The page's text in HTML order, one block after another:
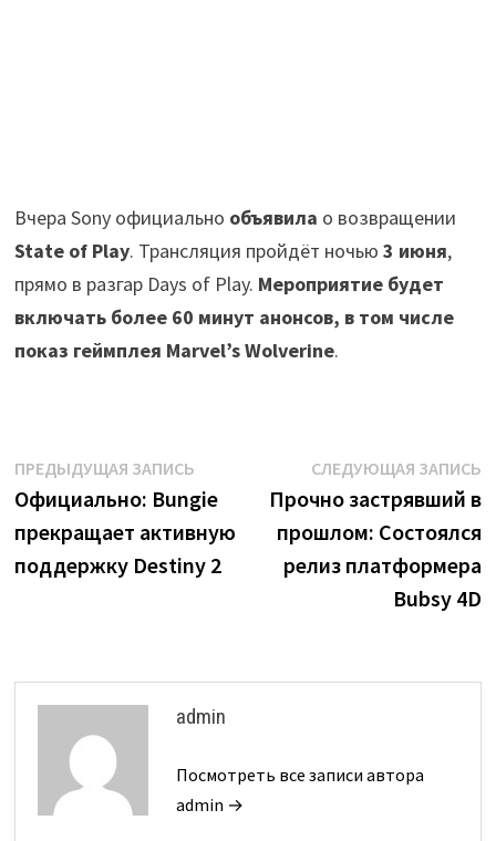
Вчера Sony официально объявила о возвращении
State of Play. Трансляция пройдёт ночью 3 июня,
прямо в разгар Days of Play. Мероприятие будет
включать более 60 минут анонсов, в том числе
показ геймплея Marvel’s Wolverine.
Навигация
по
записям
ПРЕДЫДУЩАЯ ЗАПИСЬПредыдущая
запись:
Официально: Bungie
прекращает активную
поддержку Destiny 2
СЛЕДУЮЩАЯ ЗАПИСЬ
Прочно застрявший в
прошлом: Состоялся
релиз платформера
Bubsy 4D
admin
Посмотреть все записи автора
admin →